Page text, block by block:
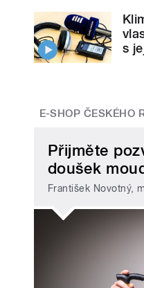
s
E-SHOP ČESKÉHO
Přijměte
doušek
František Novotný,